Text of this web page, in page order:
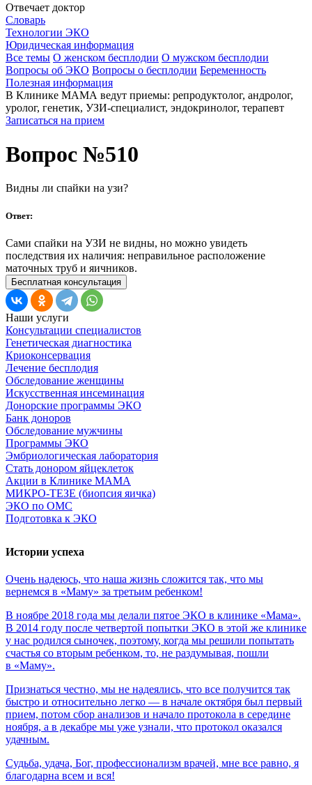
Отвечает доктор
Словарь
Технологии ЭКО
Юридическая информация
Все темы О женском бесплодии О мужском бесплодии
Вопросы об ЭКО Вопросы о бесплодии Беременность
Полезная информация
В Клинике МАМА ведут приемы: репродуктолог, андролог,
уролог, генетик, УЗИ-специалист, эндокринолог, терапевт
Записаться на прием
Вопрос №510
Видны ли спайки на узи?
Ответ:
Сами спайки на УЗИ не видны, но можно увидеть
последствия их наличия: неправильное расположение
маточных труб и яичников.
Бесплатная консультация
Наши услуги
Консультации специалистов
Генетическая диагностика
Криоконсервация
Лечение бесплодия
Обследование женщины
Искусственная инсеминация
Донорские программы ЭКО
Банк доноров
Обследование мужчины
Программы ЭКО
Эмбриологическая лаборатория
Стать донором яйцеклеток
Акции в Клинике МАМА
МИКРО-ТЕЗЕ (биопсия яичка)
ЭКО по ОМС
Подготовка к ЭКО
Истории успеха
Очень надеюсь, что наша жизнь сложится так, что мы
вернемся в «Маму» за третьим ребенком!
В ноябре 2018 года мы делали пятое ЭКО в клинике «Мама».
В 2014 году после четвертой попытки ЭКО в этой же клинике
у нас родился сыночек, поэтому, когда мы решили попытать
счастья со вторым ребенком, то, не раздумывая, пошли
в «Маму».
Признаться честно, мы не надеялись, что все получится так
быстро и относительно легко — в начале октября был первый
прием, потом сбор анализов и начало протокола в середине
ноября, а в декабре мы уже узнали, что протокол оказался
удачным.
Судьба, удача, Бог, профессионализм врачей, мне все равно, я
благодарна всем и вся!